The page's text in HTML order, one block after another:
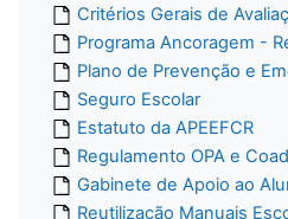
Critérios Gerais de
Programa Ancoragem -
Plano de Prevenção e
Seguro Escolar
Estatuto da APEEFCR
Regulamento OPA e
Gabinete de Apoio ao
Reutilização Manuais